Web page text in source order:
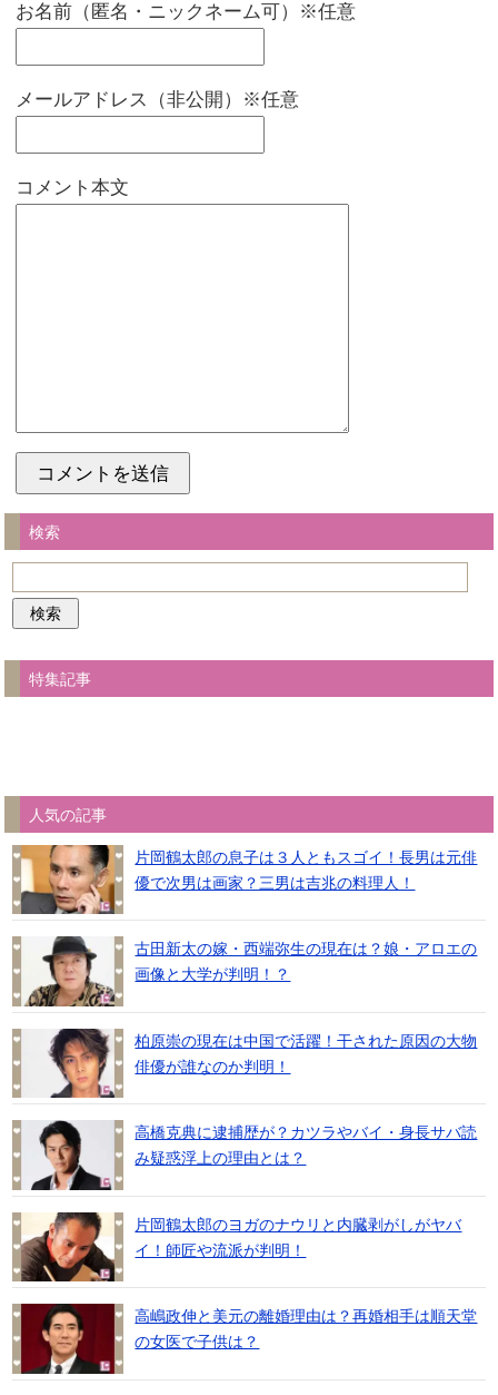
お名前（匿名・ニックネーム可）※任意
メールアドレス（非公開）※任意
コメント本文
検索
特集記事
人気の記事
片岡鶴太郎の息子は３人ともスゴイ！長男は元俳
優で次男は画家？三男は吉兆の料理人！
古田新太の嫁・西端弥生の現在は？娘・アロエの
画像と大学が判明！？
柏原崇の現在は中国で活躍！干された原因の大物
俳優が誰なのか判明！
高橋克典に逮捕歴が？カツラやバイ・身長サバ読
み疑惑浮上の理由とは？
片岡鶴太郎のヨガのナウリと内臓剥がしがヤバ
イ！師匠や流派が判明！
高嶋政伸と美元の離婚理由は？再婚相手は順天堂
の女医で子供は？